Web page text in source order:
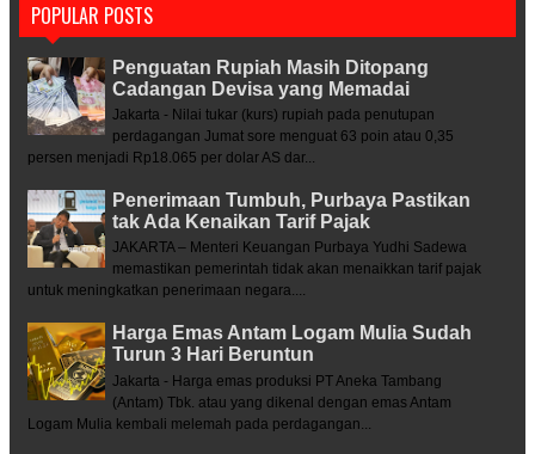
POPULAR POSTS
Penguatan Rupiah Masih Ditopang
Cadangan Devisa yang Memadai
Jakarta - Nilai tukar (kurs) rupiah pada penutupan
perdagangan Jumat sore menguat 63 poin atau 0,35
persen menjadi Rp18.065 per dolar AS dar...
Penerimaan Tumbuh, Purbaya Pastikan
tak Ada Kenaikan Tarif Pajak
JAKARTA – Menteri Keuangan Purbaya Yudhi Sadewa
memastikan pemerintah tidak akan menaikkan tarif pajak
untuk meningkatkan penerimaan negara....
Harga Emas Antam Logam Mulia Sudah
Turun 3 Hari Beruntun
Jakarta - Harga emas produksi PT Aneka Tambang
(Antam) Tbk. atau yang dikenal dengan emas Antam
Logam Mulia kembali melemah pada perdagangan...